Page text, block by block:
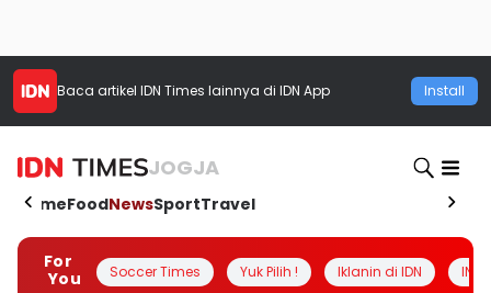
Baca artikel IDN Times lainnya di IDN App Install
JOGJA
HomeFoodNewsSportTravel
For
You
Soccer Times Yuk Pilih ! Iklanin di IDN